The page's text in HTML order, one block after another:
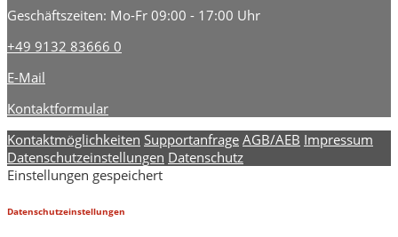
Geschäftszeiten: Mo-Fr 09:00 - 17:00 Uhr
+49 9132 83666 0
E-Mail
Kontaktformular
Kontaktmöglichkeiten Supportanfrage AGB/AEB Impressum
Datenschutzeinstellungen Datenschutz
Einstellungen gespeichert
Datenschutzeinstellungen